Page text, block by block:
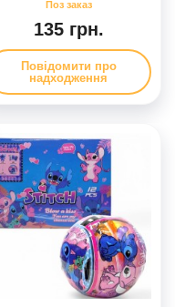
135 грн.
Повідомити про
надходження